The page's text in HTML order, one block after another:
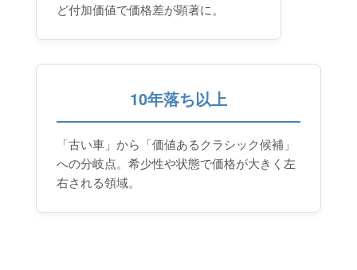
ど付加価値で価格差が顕著に。
10年落ち以上
「古い車」から「価値あるクラシック候補」
への分岐点。希少性や状態で価格が大きく左
右される領域。